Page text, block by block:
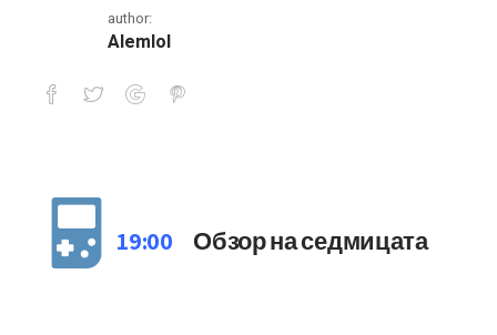
author:
Alemlol
19:00 Обзор на седмицата